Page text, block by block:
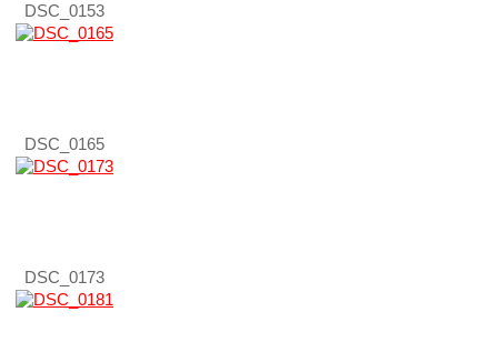
DSC_0153
DSC_0165
DSC_0173